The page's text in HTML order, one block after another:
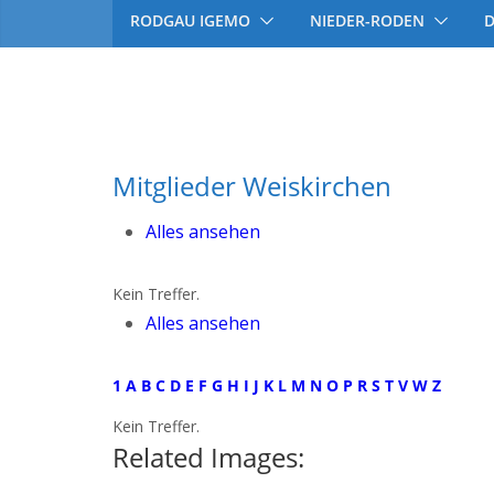
RODGAU IGEMO NIEDER-RODEN
Mitglieder Weiskirchen
Alles ansehen
Kein Treffer.
Alles ansehen
1 A B C D E F G H I J K L M N O P R S T V W Z
Kein Treffer.
Related Images: